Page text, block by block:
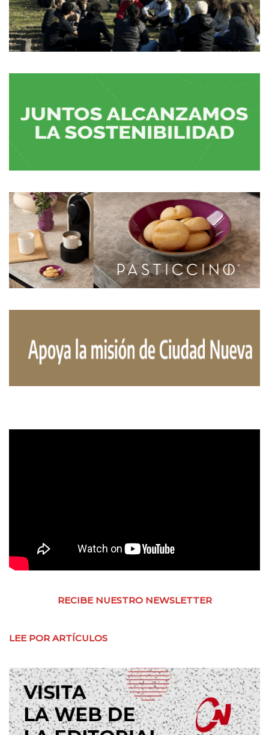
RECIBE NUESTRO NEWSLETTER
LEE POR ARTÍCULOS